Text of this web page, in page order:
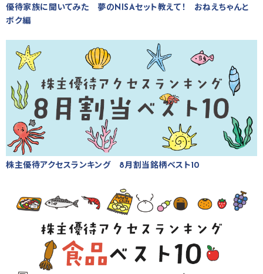
優待家族に聞いてみた 夢のNISAセット教えて！ おねえちゃんと
ボク編
株主優待アクセスランキング 8月割当銘柄ベスト10